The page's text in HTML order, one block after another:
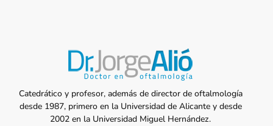
Catedrático y profesor, además de director de oftalmología
desde 1987, primero en la Universidad de Alicante y desde
2002 en la Universidad Miguel Hernández.